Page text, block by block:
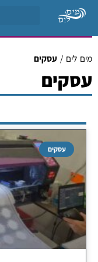
מים לים / עסקים
עסקים
עסקים